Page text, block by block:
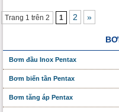
Trang 1 trên 2 1 2 »
Bơm đầu Inox Pentax
Bơm biến tần Pentax
Bơm tăng áp Pentax